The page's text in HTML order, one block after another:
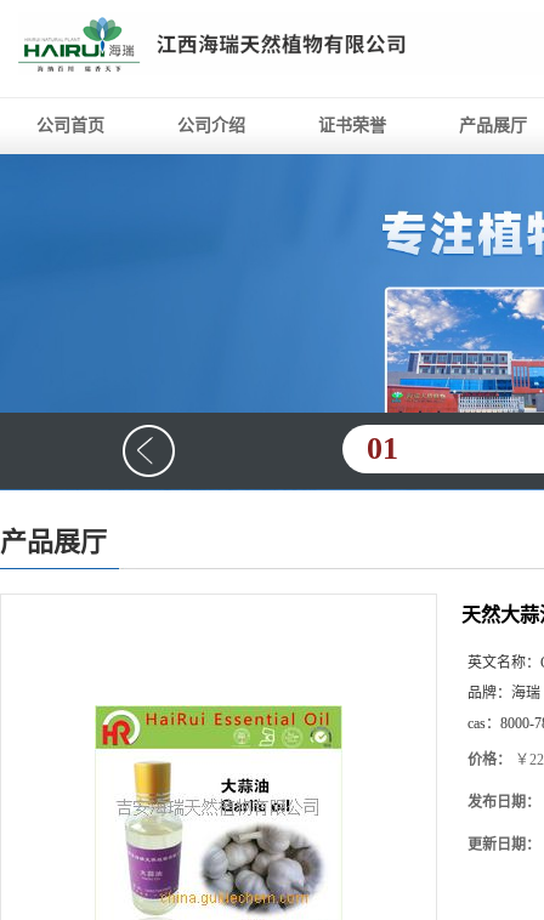
公司首页 公司介绍 证书荣誉 产品展厅
01
产品展厅
天然大
英文名称：
品牌： 海瑞
cas： 8000-
价格： ￥
发布日期：
更新日期：